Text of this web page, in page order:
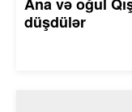
düşdülər